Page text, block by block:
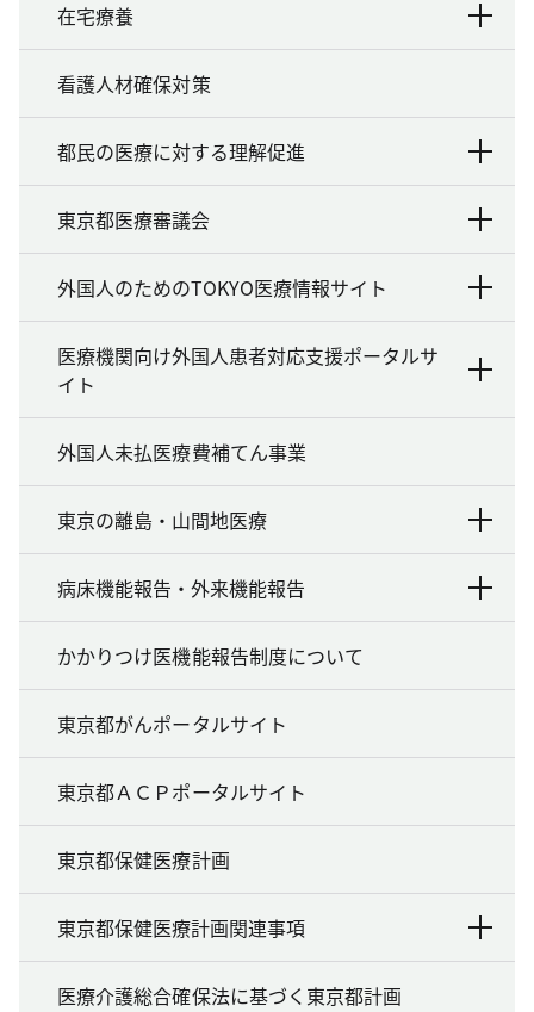
在宅療養
看護人材確保対策
都民の医療に対する理解促進
東京都医療審議会
外国人のためのTOKYO医療情報サイト
医療機関向け外国人患者対応支援ポータルサ
イト
外国人未払医療費補てん事業
東京の離島・山間地医療
病床機能報告・外来機能報告
かかりつけ医機能報告制度について
東京都がんポータルサイト
東京都ＡＣＰポータルサイト
東京都保健医療計画
東京都保健医療計画関連事項
医療介護総合確保法に基づく東京都計画